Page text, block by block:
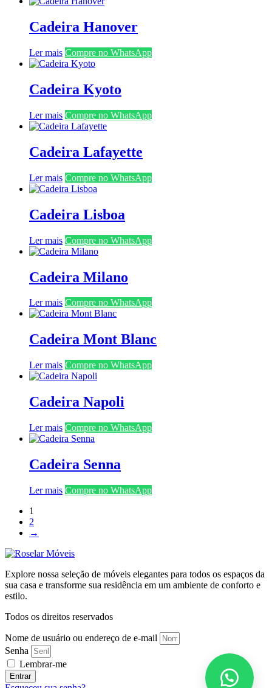
Cadeira Hanover
Ler mais Compre no WhatsApp
Cadeira Kyoto
Ler mais Compre no WhatsApp
Cadeira Lafayette
Ler mais Compre no WhatsApp
Cadeira Lisboa
Ler mais Compre no WhatsApp
Cadeira Milano
Ler mais Compre no WhatsApp
Cadeira Mont Blanc
Ler mais Compre no WhatsApp
Cadeira Napoli
Ler mais Compre no WhatsApp
Cadeira Senna
Ler mais Compre no WhatsApp
1
2
→
Explore nossa seleção de móveis elegantes para todos os espaços da
sua casa e transforme sua residência em um ambiente de conforto e
estilo.
Todos os direitos reservados
Nome de usuário ou endereço de e-mail
Senha
Lembrar-me
Entrar